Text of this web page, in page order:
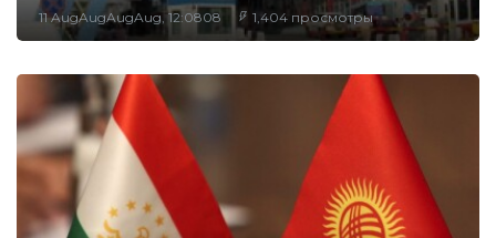
11 AugAugAugAug, 12:0808 1,404 просмотры